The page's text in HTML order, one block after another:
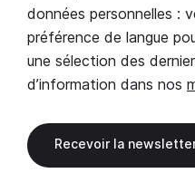
données personnelles :
préférence de langue
une sélection des
d’information dans nos